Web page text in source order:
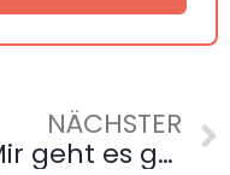
NÄCHSTER
„Mir geht es gut!“ – Wenn Eltern ihren Hilfebedarf verbergen: Anzeichen erkennen